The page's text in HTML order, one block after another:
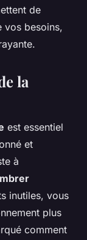
de
vos besoins,
la
est essentiel
et
à
inutiles, vous
plus
comment